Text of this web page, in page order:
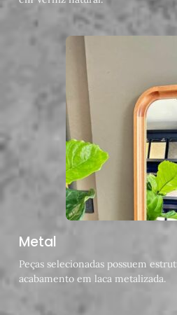
Metal
Peças selecionadas possuem
acabamento em laca metalizada.